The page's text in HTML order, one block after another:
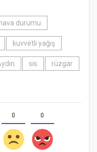
hava durumu
kuvvetli yağış
sis rüzgar
0 0